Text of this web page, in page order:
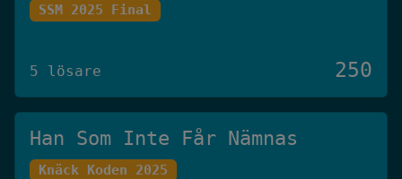
SSM 2025 Final
5 lösare 250
Han Som Inte Får Nämnas
Knäck Koden 2025